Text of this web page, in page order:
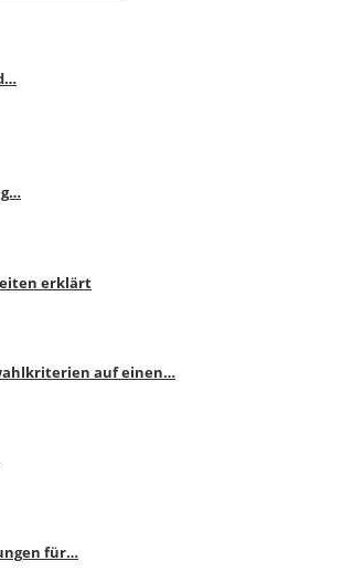
erklärt
auf einen…
für…